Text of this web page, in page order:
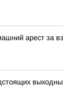
арест за